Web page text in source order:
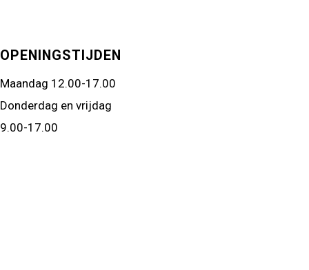
OPENINGSTIJDEN
Maandag 12.00-17.00
Donderdag en vrijdag
9.00-17.00